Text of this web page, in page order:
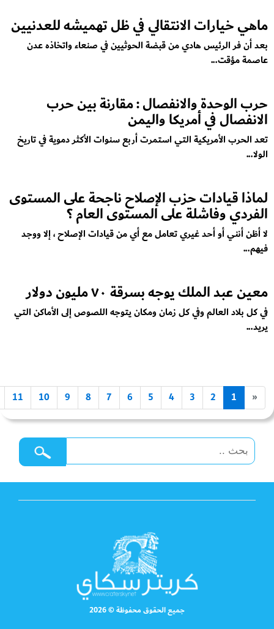
ماهي خيارات الانتقالي في ظل تهميشه للعدنيين
بعد أن فر الرئيس هادي من قبضة الحوثيين في صنعاء واتخاذه عدن
عاصمة مؤقت...
حرب الوحدة والانفصال : مقارنة بين حرب
الانفصال في أمريكا واليمن
تعد الحرب الأمريكية التي استمرت أربع سنوات الأكثر دموية في تاريخ
الولا...
لماذا قيادات حزب الإصلاح ناجحة على المستوى
الفردي وفاشلة على المستوى العام ؟
لا أظن أنني أو أحد غيري تعامل مع أي من قيادات الإصلاح ، إلا ووجد
فيهم...
معين عبد الملك يوجه بسرقة ٧٠ مليون دولار
في كل بلاد العالم وفي كل زمان ومكان يتوجه اللصوص إلى الأماكن التي
يريد...
«
1
2
3
4
5
6
7
8
9
10
11
جميع الحقوق محفوظة © 2026